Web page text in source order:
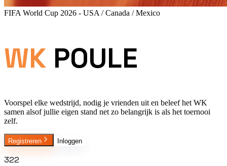
FIFA World Cup 2026 - USA / Canada / Mexico
WK POULE
Voorspel elke wedstrijd, nodig je vrienden uit en beleef het WK
samen alsof jullie eigen stand net zo belangrijk is als het toernooi
zelf.
Registreren Inloggen
322